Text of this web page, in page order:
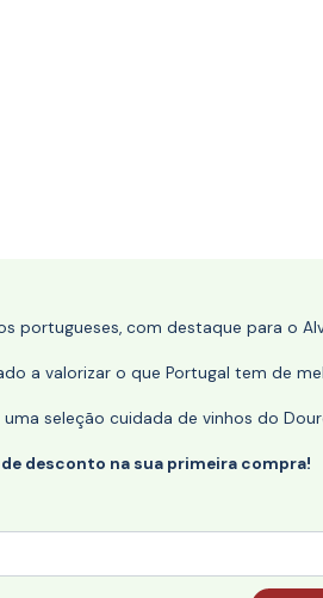
portugueses, com destaque para o
a valorizar o que Portugal tem de
seleção cuidada de vinhos do
desconto na sua primeira compra!